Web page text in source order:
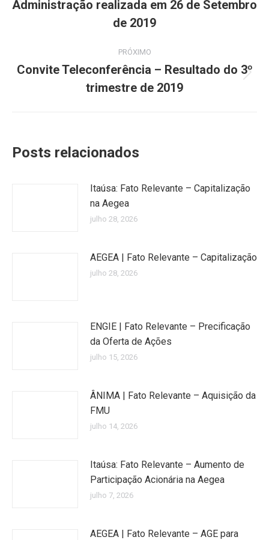
post:
Post
anterior:
Administração realizada em 26 de Setembro
de 2019
PRÓXIMO
post:
Convite Teleconferência – Resultado do 3º
trimestre de 2019
Posts relacionados
Itaúsa: Fato Relevante – Capitalização
na Aegea
julho 28, 2026
AEGEA | Fato Relevante – Capitalização
julho 28, 2026
ENGIE | Fato Relevante – Precificação
da Oferta de Ações
julho 15, 2026
ÂNIMA | Fato Relevante – Aquisição da
FMU
julho 14, 2026
Itaúsa: Fato Relevante – Aumento de
Participação Acionária na Aegea
julho 7, 2026
AEGEA | Fato Relevante – AGE para